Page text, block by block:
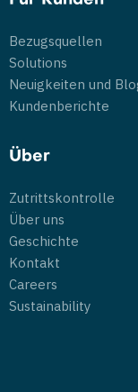
Bezugsquellen
Solutions
Neuigkeiten und
Kundenberichte
Über
Zutrittskontrolle
Über uns
Geschichte
Kontakt
Careers
Sustainability